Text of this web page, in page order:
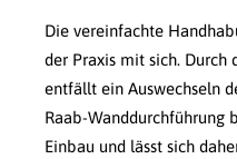
Die vereinfachte
der Praxis mit sich. Durch
entfällt ein Auswechseln
Raab-Wanddurchführung
Einbau und lässt sich